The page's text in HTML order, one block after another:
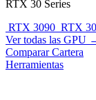
RTX 30 Series
RTX 3090 RTX
Ver todas las GPU
CompararCartera
Herramientas